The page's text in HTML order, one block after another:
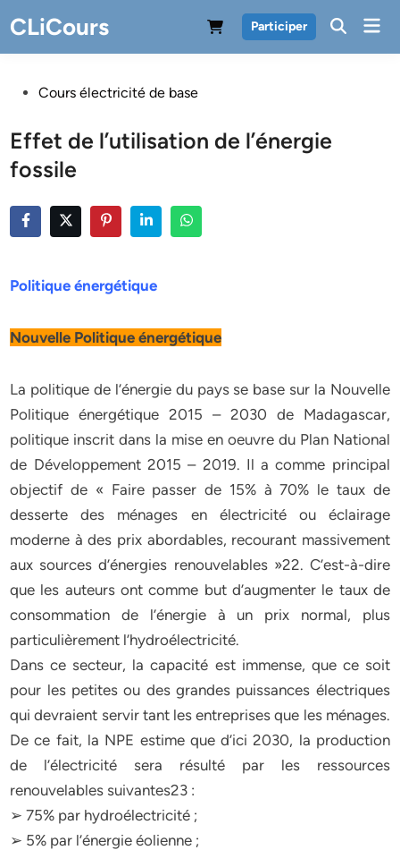
to
content
CLiCours Participer
PostedCours électricité de base
Effet de l’utilisation de l’énergie
fossile
Politique énergétique
Nouvelle Politique énergétique
La politique de l’énergie du pays se base sur la Nouvelle
Politique énergétique 2015 – 2030 de Madagascar,
politique inscrit dans la mise en oeuvre du Plan National
de Développement 2015 – 2019. Il a comme principal
objectif de « Faire passer de 15% à 70% le taux de
desserte des ménages en électricité ou éclairage
moderne à des prix abordables, recourant massivement
aux sources d’énergies renouvelables »22. C’est-à-dire
que les auteurs ont comme but d’augmenter le taux de
consommation de l’énergie à un prix normal, plus
particulièrement l’hydroélectricité.
Dans ce secteur, la capacité est immense, que ce soit
pour les petites ou des grandes puissances électriques
qui devraient servir tant les entreprises que les ménages.
De ce fait, la NPE estime que d’ici 2030, la production
de l’électricité sera résulté par les ressources
renouvelables suivantes23 :
➢ 75% par hydroélectricité ;
➢ 5% par l’énergie éolienne ;